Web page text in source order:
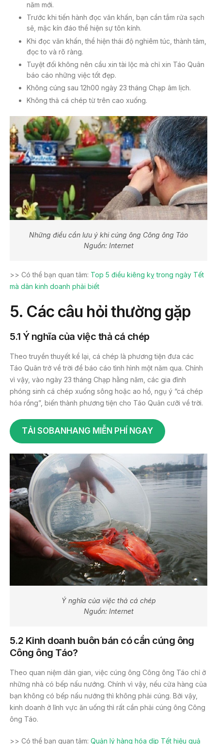
năm mới.
Trước khi tiến hành đọc văn khấn, bạn cần tắm rửa sạch
sẽ, mặc kín đáo thể hiện sự tôn kính.
Khi đọc văn khấn, thể hiện thái độ nghiêm túc, thành tâm,
đọc to và rõ ràng.
Tuyệt đối không nên cầu xin tài lộc mà chỉ xin Táo Quân
báo cáo những việc tốt đẹp.
Không cúng sau 12h00 ngày 23 tháng Chạp âm lịch.
Không thả cá chép từ trên cao xuống.
Những điều cần lưu ý khi cúng ông Công ông Táo
Nguồn: Internet
>> Có thể bạn quan tâm: Top 5 điều kiêng kỵ trong ngày Tết
mà dân kinh doanh phải biết
5. Các câu hỏi thường gặp
5.1 Ý nghĩa của việc thả cá chép
Theo truyền thuyết kể lại, cá chép là phương tiện đưa các
Táo Quân trở về trời để báo cáo tình hình một năm qua. Chính
vì vậy, vào ngày 23 tháng Chạp hằng năm, các gia đình
phóng sinh cá chép xuống sông hoặc ao hồ, ngụ ý “cá chép
hóa rồng”, biến thành phương tiện cho Táo Quân cưỡi về trời.
TẢI SOBANHANG MIỄN PHÍ NGAY
Ý nghĩa của việc thả cá chép
Nguồn: Internet
5.2 Kinh doanh buôn bán có cần cúng ông
Công ông Táo?
Theo quan niệm dân gian, việc cúng ông Công ông Táo chỉ ở
những nhà có bếp nấu nướng. Chính vì vậy, nếu cửa hàng của
bạn không có bếp nấu nướng thì không phải cúng. Bởi vậy,
kinh doanh ở lĩnh vực ăn uống thì rất cần phải cúng ông Công
ông Táo.
>> Có thể bạn quan tâm: Quản lý hàng hóa dịp Tết hiệu quả